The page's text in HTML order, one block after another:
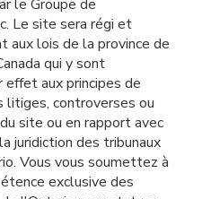
le Groupe de
Le site sera régi et
aux lois de la province de
qui y sont
effet aux principes de
controverses ou
site ou en rapport avec
juridiction des tribunaux
Vous vous soumettez à
exclusive des